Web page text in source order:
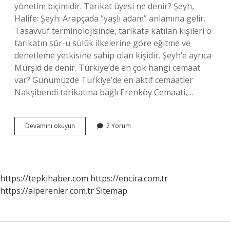
yönetim biçimidir. Tarikat üyesi ne denir? Şeyh,
Halife: Şeyh: Arapçada “yaşlı adam” anlamına gelir.
Tasavvuf terminolojisinde, tarikata katılan kişileri o
tarikatın sûr-u sülûk ilkelerine göre eğitme ve
denetleme yetkisine sahip olan kişidir. Şeyh’e ayrıca
Mürşid de denir. Türkiye’de en çok hangi cemaat
var? Günümüzde Türkiye’de en aktif cemaatler
Nakşibendi tarikatına bağlı Erenköy Cemaati,…
Devamını okuyun
Üyesi
2 Yorum
https://tepkihaber.com https://encira.com.tr
https://alperenler.com.trSitemap